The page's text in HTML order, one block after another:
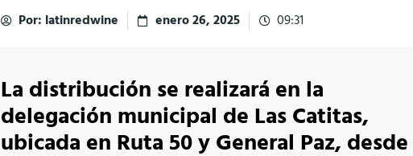
Por: latinredwine enero 26, 2025 09:31
La distribución se realizará en la
delegación municipal de Las Catitas,
ubicada en Ruta 50 y General Paz, desde